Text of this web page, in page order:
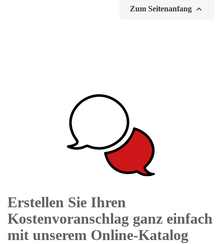
Zum Seitenanfang 
Erstellen Sie Ihren
Kostenvoranschlag ganz einfach
mit unserem Online-Katalog